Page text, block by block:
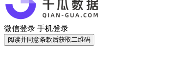
微信登录 手机登录
阅读并同意条款后获取二维码